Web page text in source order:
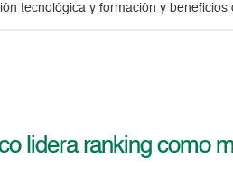
tecnológica y formación y beneficios
lidera ranking como